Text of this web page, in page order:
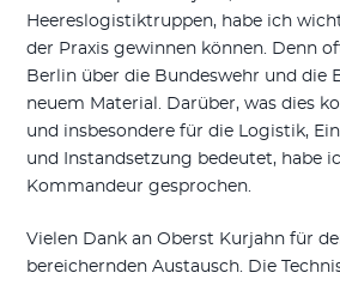
Heereslogistiktruppen, habe ich
der Praxis gewinnen können. Denn
Berlin über die Bundeswehr und die
neuem Material. Darüber, was dies
und insbesondere für die Logistik,
und Instandsetzung bedeutet, habe
Kommandeur gesprochen.
Vielen Dank an Oberst Kurjahn für
bereichernden Austausch. Die